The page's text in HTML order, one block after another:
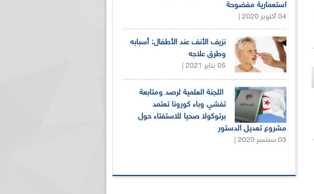
استعمارية مفضوحة
04 أكتوبر 2020 |
نزيف الأنف عند الأطفال: أسبابه
وطرق علاجه
05 يناير 2021 |
اللجنة العلمية لرصد ومتابعة
تفشي وباء كورونا تعتمد
برتوكولا صحيا للاستفتاء حول
مشروع تعديل الدستور
03 سبتمبر 2020 |